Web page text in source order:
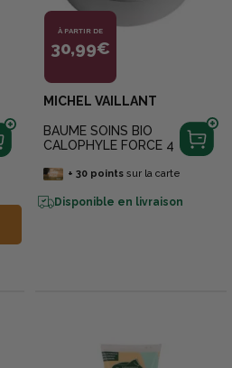
À PARTIR DE
30,99€
MICHEL VAILLANT
BAUME SOINS BIO
CALOPHYLE FORCE 4
+ 30pointssur la carte
Disponible en livraison